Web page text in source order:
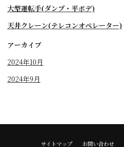
大型運転手(ダンプ・平ボデ)
天井クレーン(テレコンオペレーター)
アーカイブ
2024年10月
2024年9月
サイトマップ お問い合わせ